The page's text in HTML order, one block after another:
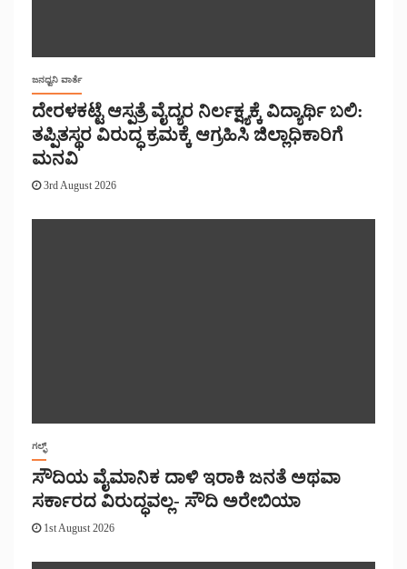
ಜನಧ್ವನಿ ವಾರ್ತೆ
ದೇರಳಕಟ್ಟೆ ಆಸ್ಪತ್ರೆ ವೈದ್ಯರ ನಿರ್ಲಕ್ಷ್ಯಕ್ಕೆ ವಿದ್ಯಾರ್ಥಿ ಬಲಿ:
ತಪ್ಪಿತಸ್ಥರ ವಿರುದ್ಧ ಕ್ರಮಕ್ಕೆ ಆಗ್ರಹಿಸಿ ಜಿಲ್ಲಾಧಿಕಾರಿಗೆ
ಮನವಿ
3rd August 2026
ಗಲ್ಫ್
ಸೌದಿಯ ವೈಮಾನಿಕ ದಾಳಿ ಇರಾಕಿ ಜನತೆ ಅಥವಾ
ಸರ್ಕಾರದ ವಿರುದ್ಧವಲ್ಲ- ಸೌದಿ ಅರೇಬಿಯಾ
1st August 2026